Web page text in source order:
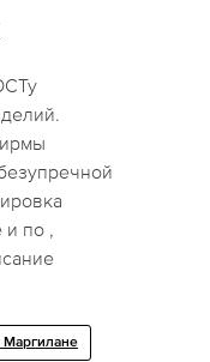
и по ,